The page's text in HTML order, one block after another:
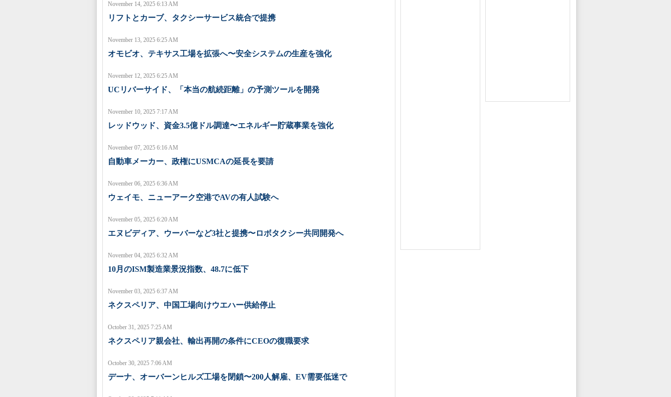
November 14, 2025 6:13 AM
リフトとカーブ、タクシーサービス統合で提携
November 13, 2025 6:25 AM
オモビオ、テキサス工場を拡張へ〜安全システムの生産を強化
November 12, 2025 6:25 AM
UCリバーサイド、「本当の航続距離」の予測ツールを開発
November 10, 2025 7:17 AM
レッドウッド、資金3.5億ドル調達〜エネルギー貯蔵事業を強化
November 07, 2025 6:16 AM
自動車メーカー、政権にUSMCAの延長を要請
November 06, 2025 6:36 AM
ウェイモ、ニューアーク空港でAVの有人試験へ
November 05, 2025 6:20 AM
エヌビディア、ウーバーなど3社と提携〜ロボタクシー共同開発へ
November 04, 2025 6:32 AM
10月のISM製造業景況指数、48.7に低下
November 03, 2025 6:37 AM
ネクスペリア、中国工場向けウエハー供給停止
October 31, 2025 7:25 AM
ネクスペリア親会社、輸出再開の条件にCEOの復職要求
October 30, 2025 7:06 AM
デーナ、オーバーンヒルズ工場を閉鎖〜200人解雇、EV需要低迷で